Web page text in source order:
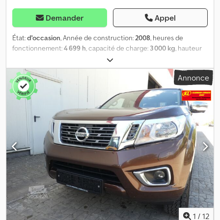
Demander Appel
État:d'occasion, Année de construction:2008, heures de
fonctionnement:4 699 h, capacité de charge: 3 000 kg, hauteur
, type de carburant:
construction:2 900 mm, état des pneus:60 pourcentage, poids à
vide:4 730 kg, couleur:
, Équipements complémentaires :
Déplacer latéral, dispositif de réglage des fourches. Équipement
spécial : 3e distributeur, 4e distributeur, conformité STVZO,
cabine complète, certificat CE, rétroviseur intérieur, gyrophares,
essuie-glaces, pédale unique. Description : Vérifié en atelier avec
approbation UVV. Cjdpfx Asztf D Eehcerf
Annonce
1 / 12